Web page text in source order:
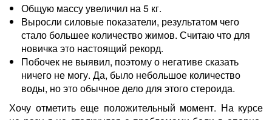
Общую массу увеличил на 5 кг.
Выросли силовые показатели, результатом чего
стало большее количество жимов. Считаю что для
новичка это настоящий рекорд.
Побочек не выявил, поэтому о негативе сказать
ничего не могу. Да, было небольшое количество
воды, но это обычное дело для этого стероида.
Хочу отметить еще положительный момент. На курсе